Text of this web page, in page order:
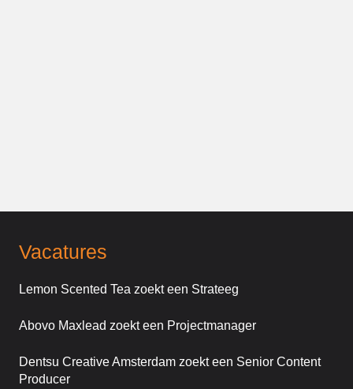
Vacatures
Lemon Scented Tea zoekt een Strateeg
Abovo Maxlead zoekt een Projectmanager
Dentsu Creative Amsterdam zoekt een Senior Content
Producer